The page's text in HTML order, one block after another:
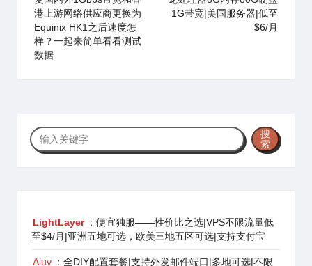
港上游网络供应商更换为
Equinix HK1之后速度怎
样？一起来简单看看测试
数据
1G带宽|美国服务器|低至
$6/月
搜
索
搜
索
LightLayer ：便宜独服——性价比之选|VPS不限流量低
至$4/月|亚洲五地可选，欧美三地五区可选|支持支付宝
Aluy ：全DIY配置套餐|支持外发邮件端口|多地可选|不限